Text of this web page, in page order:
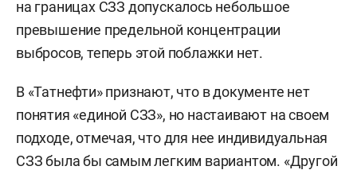
на границах СЗЗ допускалось небольшое
превышение предельной концентрации
выбросов, теперь этой поблажки нет.
В «Татнефти» признают, что в документе нет
понятия «единой СЗЗ», но настаивают на своем
подходе, отмечая, что для нее индивидуальная
СЗЗ была бы самым легким вариантом. «Другой